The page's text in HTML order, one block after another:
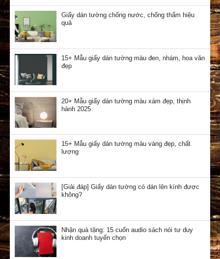
Giấy dán tường chống nước, chống thấm hiệu
quả
15+ Mẫu giấy dán tường màu đen, nhám, hoa văn
đẹp
20+ Mẫu giấy dán tường màu xám đẹp, thịnh
hành 2025
15+ Mẫu giấy dán tường màu vàng đẹp, chất
lượng
[Giải đáp] Giấy dán tường có dán lên kính được
không?
Nhận quà tặng: 15 cuốn audio sách nói tư duy
kinh doanh tuyển chọn